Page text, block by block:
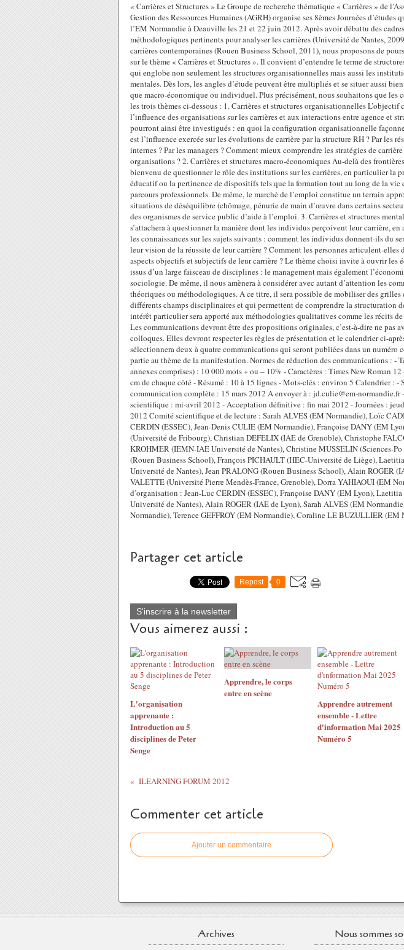
« Carrières et Structures » Le Groupe de recherche thématique « Carrières » de
Gestion des Ressources Humaines (AGRH) organise ses 8èmes Journées d’études
l’EM Normandie à Deauville les 21 et 22 juin 2012. Après avoir débattu des
méthodologiques pertinents pour analyser les carrières (Université de Nantes,
carrières contemporaines (Rouen Business School, 2011), nous proposons de
sur le thème « Carrières et Structures ». Il convient d’entendre le terme de
qui englobe non seulement les structures organisationnelles mais aussi les
mentales. Dès lors, les angles d’étude peuvent être multipliés et se situer aussi
que macro-économique ou individuel. Plus précisément, nous souhaitons que
les trois thèmes ci-dessous : 1. Carrières et structures organisationnelles L’objectif
l’influence des organisations sur les carrières et aux interactions entre agence et
pourront ainsi être investigués : en quoi la configuration organisationnelle
est l’influence exercée sur les évolutions de carrière par la structure RH ? Par les
internes ? Par les managers ? Comment mieux comprendre les stratégies de
organisations ? 2. Carrières et structures macro-économiques Au-delà des
bienvenu de questionner le rôle des institutions sur les carrières, en particulier la
éducatif ou la pertinence de dispositifs tels que la formation tout au long de la vie
parcours professionnels. De même, le marché de l’emploi constitue un terrain
situations de déséquilibre (chômage, pénurie de main d’œuvre dans certains
des organismes de service public d’aide à l’emploi. 3. Carrières et structures
s’attachera à questionner la manière dont les individus perçoivent leur carrière,
les connaissances sur les sujets suivants : comment les individus donnent-ils du
leur vision de la réussite de leur carrière ? Comment les personnes articulent-elles
aspects objectifs et subjectifs de leur carrière ? Le thème choisi invite à ouvrir les
issus d’un large faisceau de disciplines : le management mais également
sociologie. De même, il nous amènera à considérer avec autant d’attention les
théoriques ou méthodologiques. A ce titre, il sera possible de mobiliser des grilles
différents champs disciplinaires et qui permettent de comprendre la structuration
intérêt particulier sera apporté aux méthodologies qualitatives comme les récits
Les communications devront être des propositions originales, c’est-à-dire ne pas
colloques. Elles devront respecter les règles de présentation et le calendrier ci-
sélectionnera deux à quatre communications qui seront publiées dans un numéro
partie au thème de la manifestation. Normes de rédaction des communications : -
annexes comprises) : 10 000 mots + ou – 10% - Caractères : Times New Roman
cm de chaque côté - Résumé : 10 à 15 lignes - Mots-clés : environ 5 Calendrier : -
communication complète : 15 mars 2012 A envoyer à : jd.culie@em-normandie.fr
scientifique : mi-avril 2012 - Acceptation définitive : fin mai 2012 - Journées :
2012 Comité scientifique et de lecture : Sarah ALVES (EM Normandie), Loïc
CERDIN (ESSEC), Jean-Denis CULIE (EM Normandie), Françoise DANY (EM
(Université de Fribourg), Christian DEFELIX (IAE de Grenoble), Christophe
KROHMER (IEMN-IAE Université de Nantes), Christine MUSSELIN (Sciences-
(Rouen Business School), François PICHAULT (HEC-Université de Liège),
Université de Nantes), Jean PRALONG (Rouen Business School), Alain ROGER
VALETTE (Université Pierre Mendès-France, Grenoble), Dorra YAHIAOUI (EM
d’organisation : Jean-Luc CERDIN (ESSEC), Françoise DANY (EM Lyon),
Université de Nantes), Alain ROGER (IAE de Lyon), Sarah ALVES (EM
Normandie), Terence GEFFROY (EM Normandie), Coraline LE BUZULLIER (EM
Partager cet article
Repost 0
S'inscrire à la newsletter
Vous aimerez aussi :
L'organisation
apprenante :
Introduction au 5
disciplines de Peter
Senge
Apprendre, le corps
entre en scène
Apprendre autrement
ensemble - Lettre
d'information Mai 2025
Numéro 5
ILEARNING FORUM 2012
Commenter cet article
Ajouter un commentaire
Archives Nous sommes